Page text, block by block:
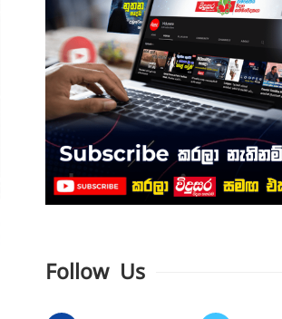
Follow Us